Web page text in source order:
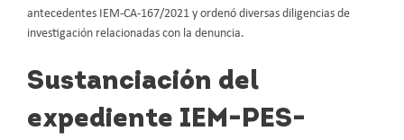
antecedentes IEM-CA-167/2021 y ordenó diversas diligencias de
investigación relacionadas con la denuncia.
Sustanciación del
expediente IEM-PES-